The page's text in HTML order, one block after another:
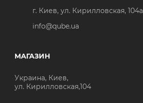
г. Киев, ул. Кирилловская, 104а
info@qube.ua
МАГАЗИН
Украина, Киев,
ул. Кирилловская,104